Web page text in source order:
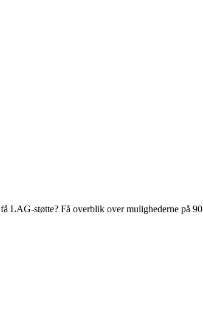
LAG-støtte? Få overblik over mulighederne på